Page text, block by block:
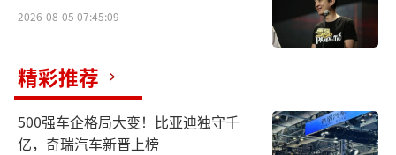
2026-08-05 07:45:09
精彩推荐
500强车企格局大变！比亚迪独守千
亿，奇瑞汽车新晋上榜